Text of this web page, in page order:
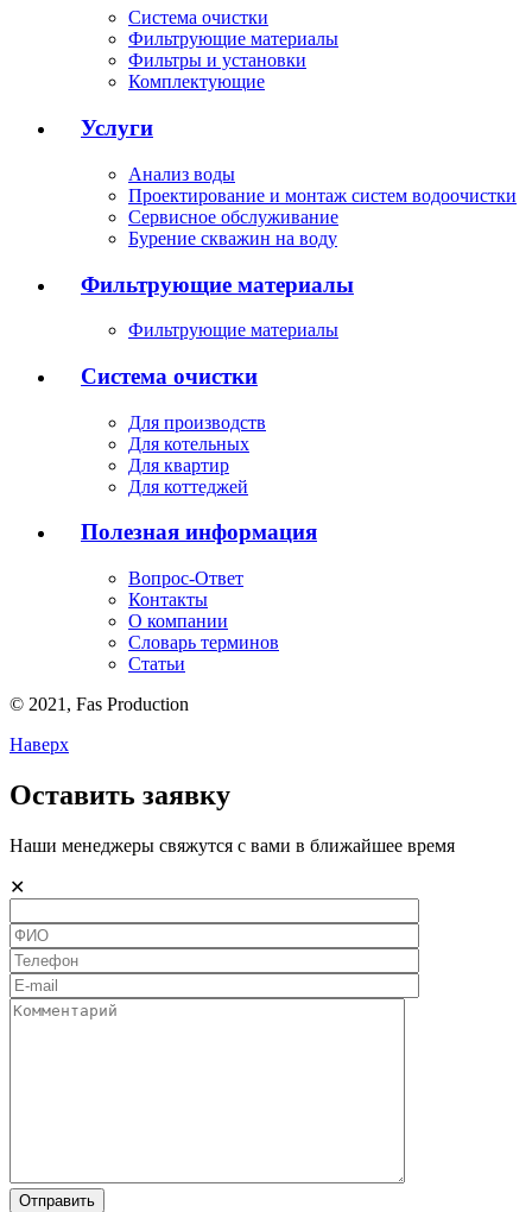
Система очистки
Фильтрующие материалы
Фильтры и установки
Комплектующие
Услуги
Анализ воды
Проектирование и монтаж систем водоочистки
Сервисное обслуживание
Бурение скважин на воду
Фильтрующие материалы
Фильтрующие материалы
Система очистки
Для производств
Для котельных
Для квартир
Для коттеджей
Полезная информация
Вопрос-Ответ
Контакты
О компании
Словарь терминов
Статьи
© 2021, Fas Production
Наверх
Оставить заявку
Наши менеджеры свяжутся с вами в ближайшее время
✕